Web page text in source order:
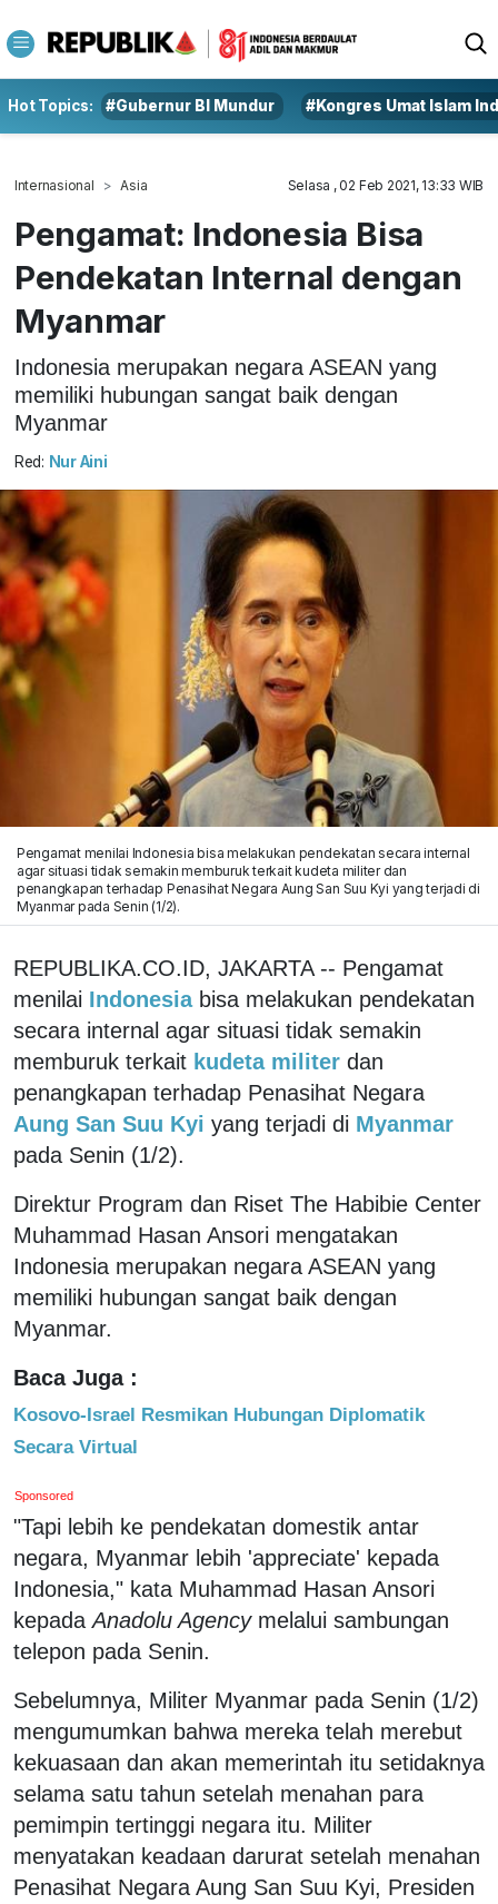
Hot Topics: #Gubernur BI Mundur #Kongres Umat Islam
Internasional Asia Selasa , 02 Feb 2021, 13:33 WIB
Pengamat: Indonesia Bisa
Pendekatan Internal dengan
Myanmar
Indonesia merupakan negara ASEAN yang
memiliki hubungan sangat baik dengan
Myanmar
Red: Nur Aini
Pengamat menilai Indonesia bisa melakukan pendekatan secara internal
agar situasi tidak semakin memburuk terkait kudeta militer dan
penangkapan terhadap Penasihat Negara Aung San Suu Kyi yang terjadi di
Myanmar pada Senin (1/2).
REPUBLIKA.CO.ID, JAKARTA -- Pengamat
menilai Indonesia bisa melakukan pendekatan
secara internal agar situasi tidak semakin
memburuk terkait kudeta militer dan
penangkapan terhadap Penasihat Negara
Aung San Suu Kyi yang terjadi di Myanmar
pada Senin (1/2).
Direktur Program dan Riset The Habibie Center
Muhammad Hasan Ansori mengatakan
Indonesia merupakan negara ASEAN yang
memiliki hubungan sangat baik dengan
Myanmar.
Baca Juga :
Kosovo-Israel Resmikan Hubungan Diplomatik
Secara Virtual
Sponsored
"Tapi lebih ke pendekatan domestik antar
negara, Myanmar lebih 'appreciate' kepada
Indonesia," kata Muhammad Hasan Ansori
kepadaAnadolu Agencymelalui sambungan
telepon pada Senin.
Sebelumnya, Militer Myanmar pada Senin (1/2)
mengumumkan bahwa mereka telah merebut
kekuasaan dan akan memerintah itu setidaknya
selama satu tahun setelah menahan para
pemimpin tertinggi negara itu. Militer
menyatakan keadaan darurat setelah menahan
Penasihat Negara Aung San Suu Kyi, Presiden